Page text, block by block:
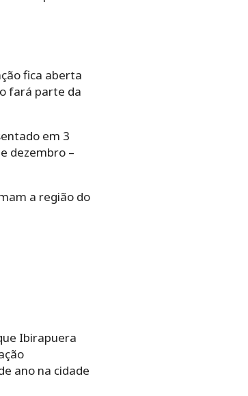
fica aberta
fará parte da
em 3
dezembro –
a região do
Ibirapuera
ano na cidade